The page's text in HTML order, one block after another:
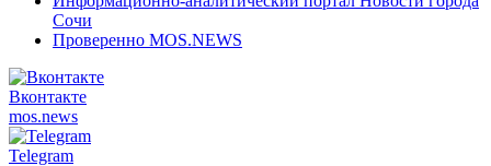
Сочи
Проверенно MOS.NEWS
Вконтакте
mos.news
Telegram